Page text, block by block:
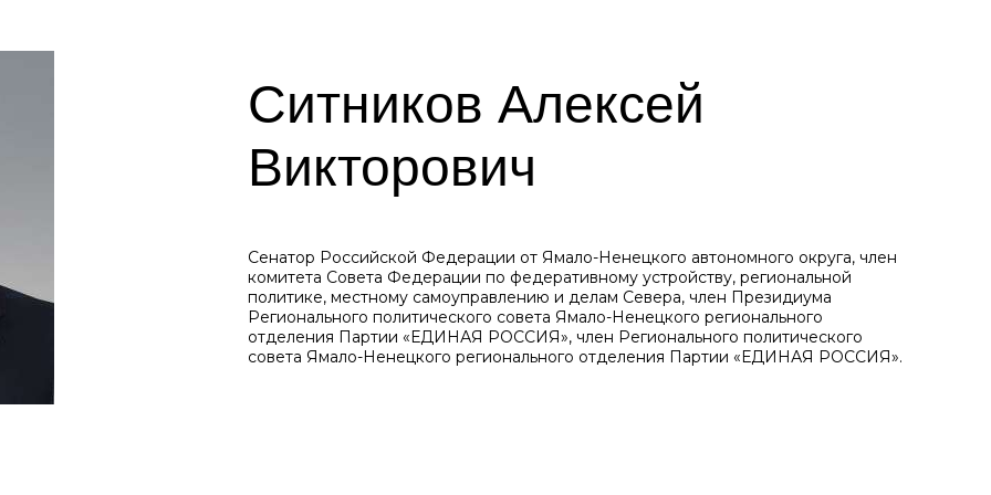
Ситников Алексей
Викторович
Сенатор Российской Федерации от Ямало-Ненецкого автономного округа, член
комитета Совета Федерации по федеративному устройству, региональной
политике, местному самоуправлению и делам Севера, член Президиума
Регионального политического совета Ямало-Ненецкого регионального
отделения Партии «ЕДИНАЯ РОССИЯ», член Регионального политического
совета Ямало-Ненецкого регионального отделения Партии «ЕДИНАЯ РОССИЯ».